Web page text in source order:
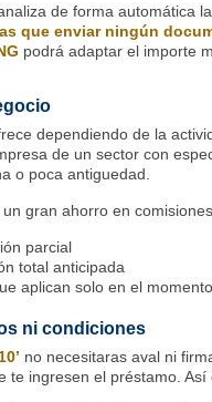
de forma automática
que enviar ningún
podrá adaptar el importe
dependiendo de la
de un sector con
o poca antiguedad.
gran ahorro en comisiones
parcial
total anticipada
aplican solo en el
ni condiciones
no necesitaras aval ni
te ingresen el préstamo. Así